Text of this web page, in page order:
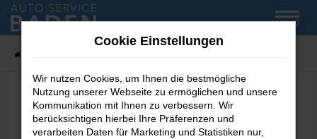
Zum
Hauptinhalt
MENÜ
Fehler: Network Error
Cookie Einstellungen
Wir nutzen Cookies, um Ihnen die bestmögliche
Nutzung unserer Webseite zu ermöglichen und unsere
Kommunikation mit Ihnen zu verbessern. Wir
berücksichtigen hierbei Ihre Präferenzen und
verarbeiten Daten für Marketing und Statistiken nur,